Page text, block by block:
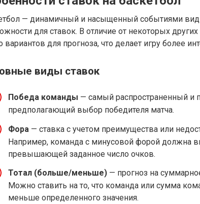
— динамичный и насыщенный событиями вид
для ставок. В отличие от некоторых
вариантов для прогноза, что делает игру более
виды ставок
Победа команды — самый распространенный и
предполагающий выбор победителя матча.
Фора — ставка с учетом преимущества или
Например, команда с минусовой форой должна
превышающей заданное число очков.
Тотал (больше/меньше) — прогноз на
Можно ставить на то, что команда или сумма
меньше определенного значения.